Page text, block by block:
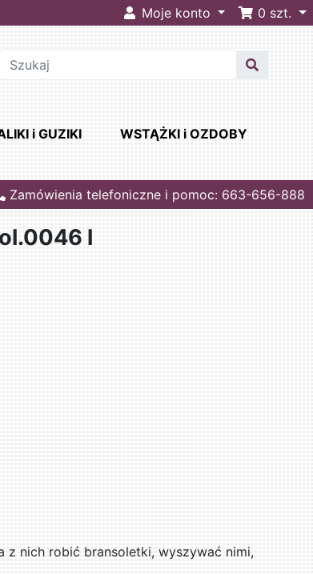
Moje konto 0 szt.
i GUZIKI WSTĄŻKI i OZDOBY
Zamówienia telefoniczne i pomoc: 663-656-888
l
z nich robić bransoletki, wyszywać nimi,